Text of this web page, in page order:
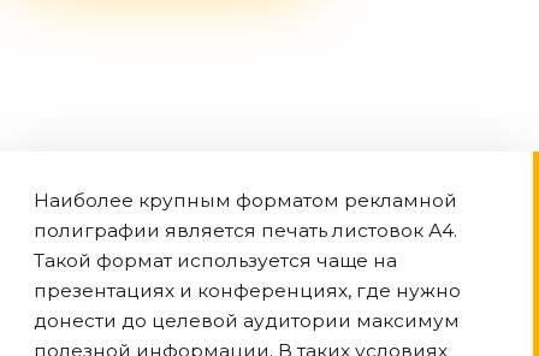
Наиболее крупным форматом рекламной
полиграфии является печать листовок А4.
Такой формат используется чаще на
презентациях и конференциях, где нужно
донести до целевой аудитории максимум
полезной информации. В таких условиях